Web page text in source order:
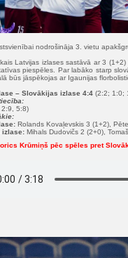
nodrošināja 3. vietu
Latvijas izlases sastāvā ar 3
piespēles. Par labāko starp
būs jāspēkojas ar Igaunijas
– Slovākijas izlase 4:4 (2:2; 1:0;
2:9, 5:8)
Rolands Kovaļevskis 3 (1+2),
izlase: Mihals Dudovičs 2 (2+0),
Krūmiņš pēc spēles pret